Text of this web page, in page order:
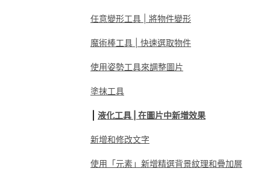
任意變形工具 | 將物件變形
魔術棒工具 | 快速選取物件
使用姿勢工具來調整圖片
塗抹工具
液化工具 | 在圖片中新增效果
新增和修改文字
使用「元素」新增精選背景紋理和疊加層